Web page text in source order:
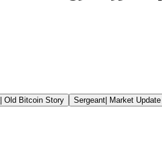
Sergeant| Market Update
| Old Bitcoin Story